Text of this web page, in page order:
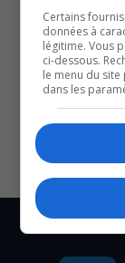
SOUTENIR
Certains
données à
légitime. Vous
ci-dessous.
le menu du
dans les